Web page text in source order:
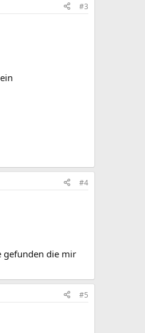
#3
#4
gefunden die mir
#5